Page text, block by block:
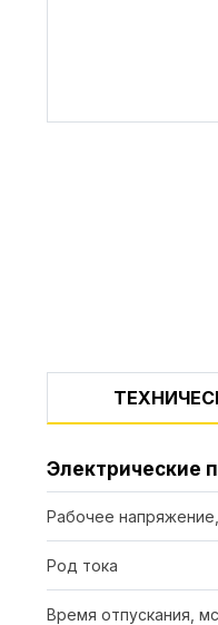
Электрические
Рабочее
Род тока
Время отпускания,